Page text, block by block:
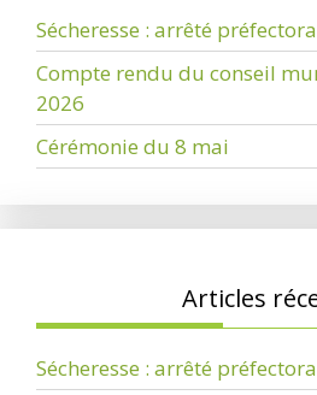
Sécheresse : arrêté
Compte rendu du conseil
2026
Cérémonie du 8 mai
Articles
Sécheresse : arrêté